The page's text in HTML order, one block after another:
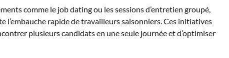
comme le job dating ou les sessions d’entretien groupé,
l’embauche rapide de travailleurs saisonniers. Ces initiatives
plusieurs candidats en une seule journée et d’optimiser